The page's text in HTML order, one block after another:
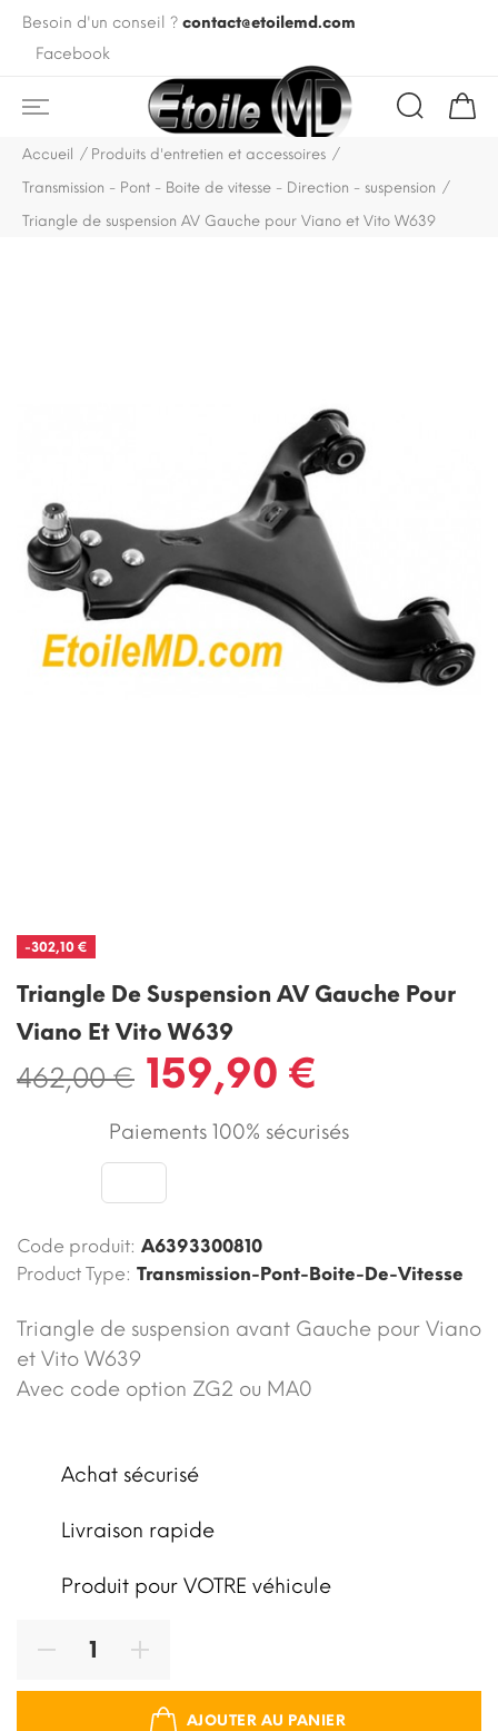
Besoin d'un conseil ? contact@etoilemd.com
Facebook
Accueil
Produits d'entretien et accessoires
Transmission - Pont - Boite de vitesse - Direction - suspension
Triangle de suspension AV Gauche pour Viano et Vito W639
-302,10 €
Triangle De Suspension AV Gauche Pour
Viano Et Vito W639
462,00 € 159,90 €
Paiements 100% sécurisés
Code produit: A6393300810
Product Type: Transmission-Pont-Boite-De-Vitesse
Triangle de suspension avant Gauche pour Viano
et Vito W639
Avec code option ZG2 ou MA0
Achat sécurisé
Livraison rapide
Produit pour VOTRE véhicule
AJOUTER AU PANIER